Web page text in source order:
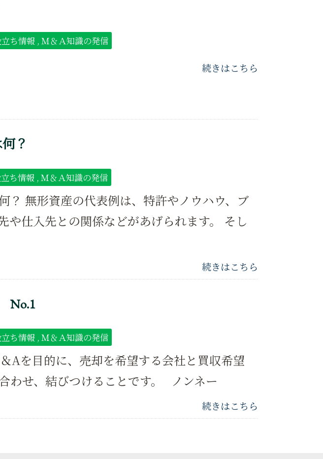
ち情報 Ｍ＆Ａ知識の発信
続きはこちら
？
ち情報 Ｍ＆Ａ知識の発信
？ 無形資産の代表例は、特許やノウハウ、ブ
や仕入先との関係などがあげられます。 そし
続きはこちら
No.1
ち情報 Ｍ＆Ａ知識の発信
Aを目的に、売却を希望する会社と買収希望
わせ、結びつけることです。 ノンネー
続きはこちら